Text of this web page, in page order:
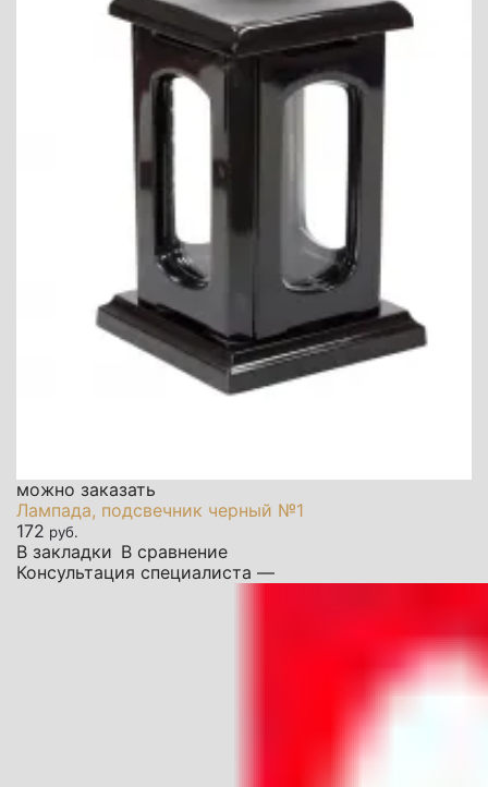
можно заказать
Лампада, подсвечник черный №1
172 руб.
В закладки В сравнение
Консультация специалиста —